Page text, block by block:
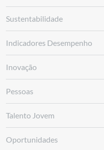
Sustentabilidade
Indicadores Desempenho
Inovação
Pessoas
Talento Jovem
Oportunidades